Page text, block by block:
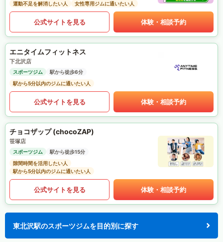
運動不足を解消したい人
女性専用ジムに通いたい人
公式サイトを見る 体験・相談予約
エニタイムフィットネス
下北沢店
スポーツジム
駅から徒歩6分
駅から5分以内のジムに通いたい人
公式サイトを見る 体験・相談予約
チョコザップ (chocoZAP)
笹塚店
スポーツジム
駅から徒歩15分
隙間時間を活用したい人
駅から5分以内のジムに通いたい人
公式サイトを見る 体験・相談予約
東北沢駅のスポーツジムを目的別に探す